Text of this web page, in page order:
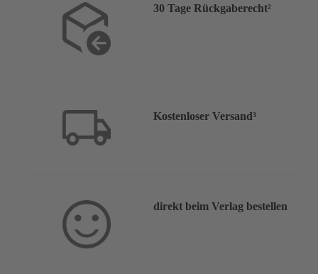
30 Tage Rückgaberecht²
Kostenloser Versand³
direkt beim Verlag bestellen